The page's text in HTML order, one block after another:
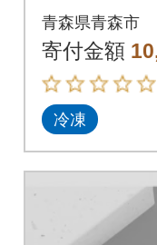
300g(化粧
55
青森県青森市
寄付金額
冷凍